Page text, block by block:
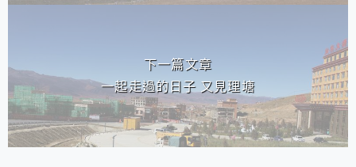
下一篇文章
一起走過的日子 又見理塘